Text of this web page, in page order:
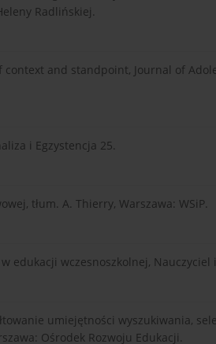
Radlińskiej.
and standpoint, Journal of
i Egzystencja 25.
tłum. A. Thierry, Warszawa: WSiP.
edukacji wczesnoszkolnej, Nauczyciel i
umiejętności wyszukiwania,
Ośrodek Rozwoju Edukacji.